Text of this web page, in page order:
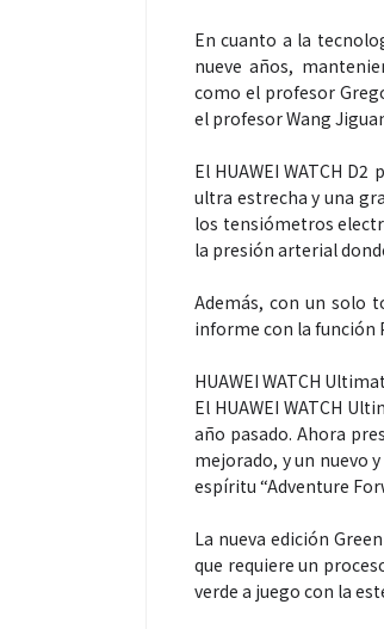
En cuanto a la
nueve años,
como el profesor
el profesor Wang
El HUAWEI WATCH
ultra estrecha y una
los tensiómetros
la presión arterial
Además, con un solo
informe con la función
HUAWEI WATCH
El HUAWEI WATCH
año pasado. Ahora
mejorado, y un nuevo
espíritu “Adventure
La nueva edición
que requiere un
verde a juego con la